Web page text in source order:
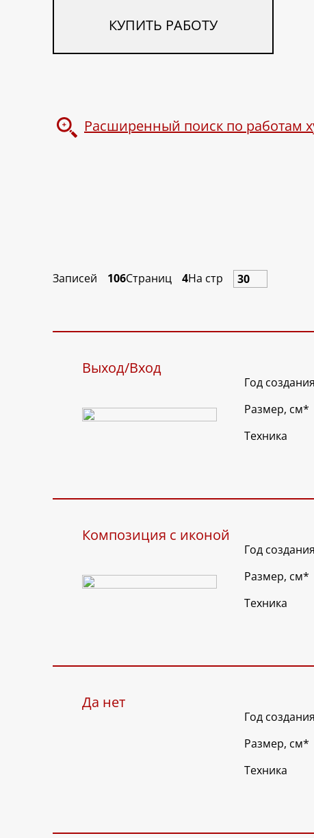
КУПИТЬ РАБОТУ
Расширенный поиск по работам
Записей 106Страниц 4На стр
Выход/Вход
Год создания
Размер, см*
Техника
Композиция с иконой
Год создания
Размер, см*
Техника
Да нет
Год создания
Размер, см*
Техника